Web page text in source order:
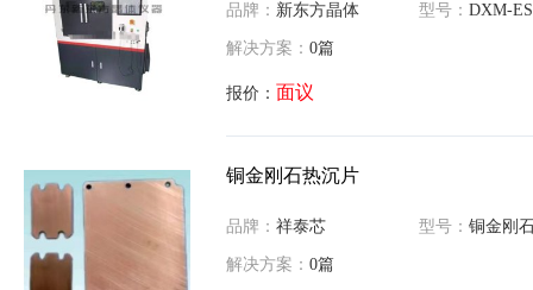
品牌： 新东方晶体 型号： DXM-EST
解决方案： 0篇
报价： 面议
铜金刚石热沉片
品牌： 祥泰芯 型号： 铜金刚
解决方案： 0篇